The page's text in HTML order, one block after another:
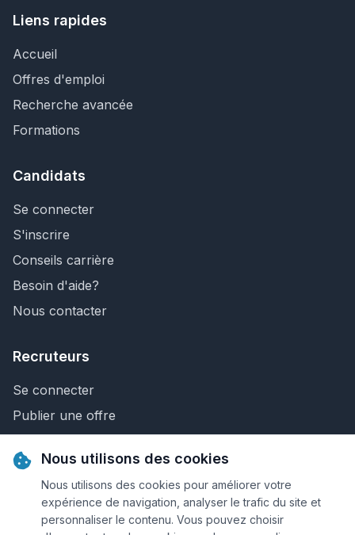
Liens rapides
Accueil
Offres d'emploi
Recherche avancée
Formations
Candidats
Se connecter
S'inscrire
Conseils carrière
Besoin d'aide?
Nous contacter
Recruteurs
Se connecter
Publier une offre
Nous contacter
© 2026 Keejob.com. Tous droits réservés.
Nous utilisons des cookies
Nous utilisons des cookies pour améliorer votre
expérience de navigation, analyser le trafic du site et
personnaliser le contenu. Vous pouvez choisir